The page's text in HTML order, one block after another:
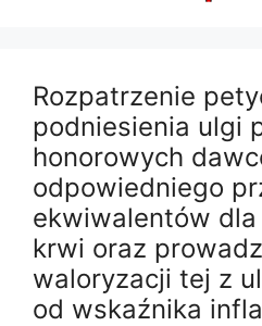
Rozpatrzenie
podniesienia ulgi
honorowych
odpowiedniego
ekwiwalentów dla
krwi oraz
waloryzacji tej z
od wskaźnika